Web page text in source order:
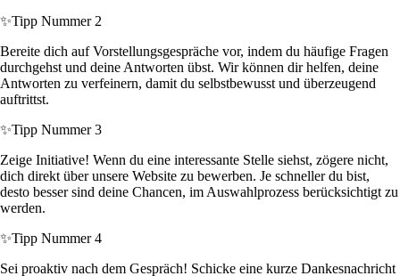
✨Tipp Nummer 2
Bereite dich auf Vorstellungsgespräche vor, indem du häufige Fragen
durchgehst und deine Antworten übst. Wir können dir helfen, deine
Antworten zu verfeinern, damit du selbstbewusst und überzeugend
auftrittst.
✨Tipp Nummer 3
Zeige Initiative! Wenn du eine interessante Stelle siehst, zögere nicht,
dich direkt über unsere Website zu bewerben. Je schneller du bist,
desto besser sind deine Chancen, im Auswahlprozess berücksichtigt zu
werden.
✨Tipp Nummer 4
Sei proaktiv nach dem Gespräch! Schicke eine kurze Dankesnachricht